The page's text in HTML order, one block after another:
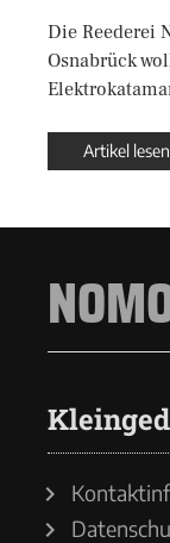
Die Reederei
Osnabrück
Artikel lesen